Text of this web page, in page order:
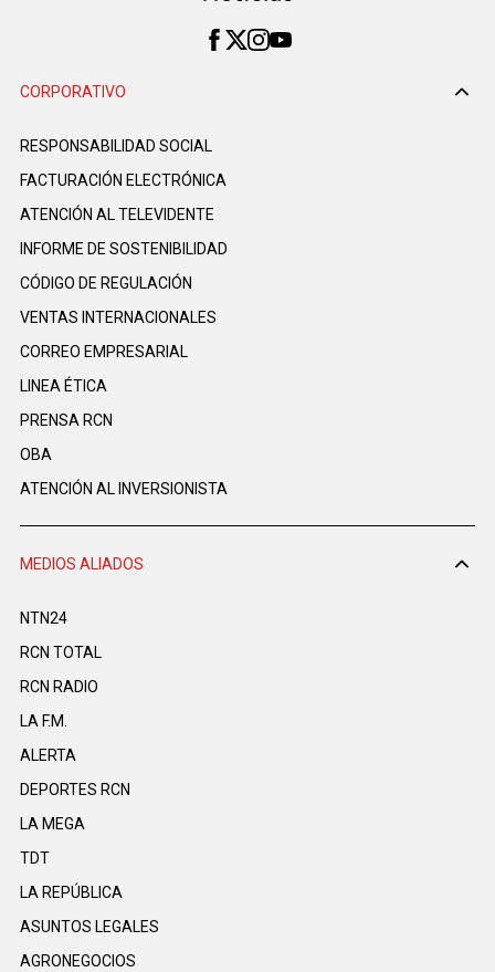
CORPORATIVO
RESPONSABILIDAD SOCIAL
FACTURACIÓN ELECTRÓNICA
ATENCIÓN AL TELEVIDENTE
INFORME DE SOSTENIBILIDAD
CÓDIGO DE REGULACIÓN
VENTAS INTERNACIONALES
CORREO EMPRESARIAL
LINEA ÉTICA
PRENSA RCN
OBA
ATENCIÓN AL INVERSIONISTA
MEDIOS ALIADOS
NTN24
RCN TOTAL
RCN RADIO
LA F.M.
ALERTA
DEPORTES RCN
LA MEGA
TDT
LA REPÚBLICA
ASUNTOS LEGALES
AGRONEGOCIOS